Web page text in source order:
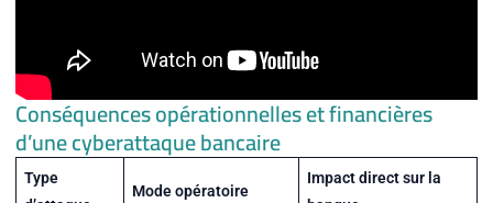
Conséquences opérationnelles et financières
d’une cyberattaque bancaire
Type
Mode opératoire
Impact direct sur la